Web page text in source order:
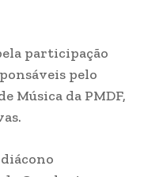
participação
pelo
Música da PMDF,